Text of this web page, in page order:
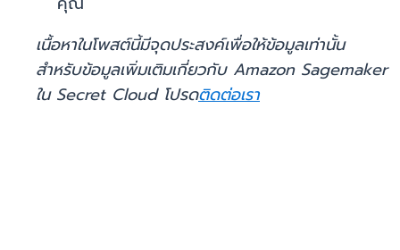
เนื้อหาในโพสต์นี้มีจุดประสงค์เพื่อให้ข้อมูลเท่านั้น
สำหรับข้อมูลเพิ่มเติมเกี่ยวกับ Amazon Sagemaker
ใน Secret Cloud โปรดติดต่อเรา